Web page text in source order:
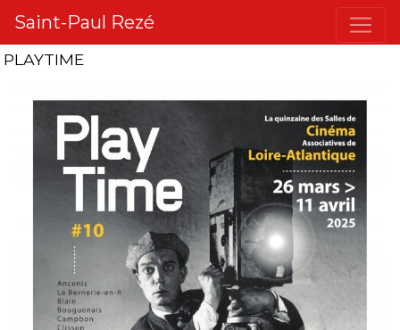
Saint-Paul Rezé
PLAYTIME